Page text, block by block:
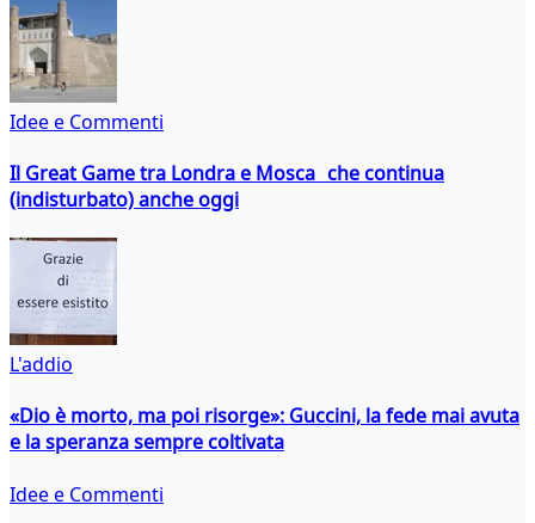
Idee e Commenti
Il Great Game tra Londra e Mosca che continua
(indisturbato) anche oggi
L'addio
«Dio è morto, ma poi risorge»: Guccini, la fede mai avuta
e la speranza sempre coltivata
Idee e Commenti